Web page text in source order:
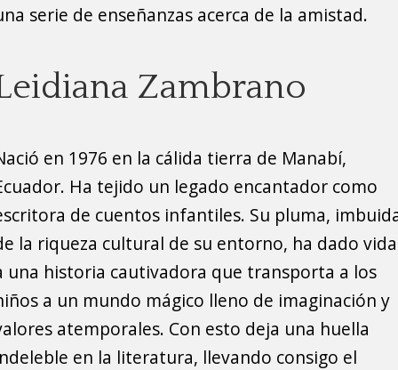
serie de enseñanzas acerca de la amistad.
Zambrano
en 1976 en la cálida tierra de Manabí,
Ha tejido un legado encantador como
de cuentos infantiles. Su pluma,
la riqueza cultural de su entorno, ha dado vida
una historia cautivadora que transporta a los
a un mundo mágico lleno de imaginación y
atemporales. Con esto deja una huella
en la literatura, llevando consigo el